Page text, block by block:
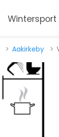
Wintersport
Aakirkeby